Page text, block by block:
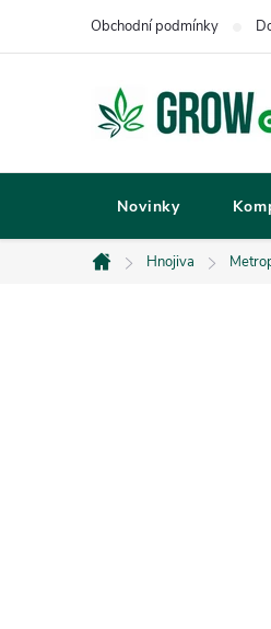
Obchodní podmínky
Novinky
Domů
Hnojiva